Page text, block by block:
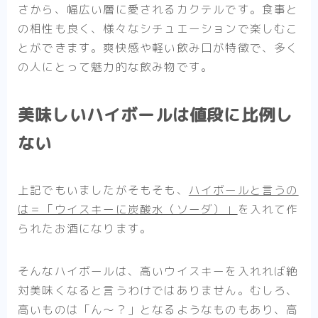
さから、幅広い層に愛されるカクテルです。食事と
の相性も良く、様々なシチュエーションで楽しむこ
とができます。爽快感や軽い飲み口が特徴で、多く
の人にとって魅力的な飲み物です。
美味しいハイボールは値段に比例し
ない
上記でもいましたがそもそも、 ハイボールと言うの
は＝「ウイスキーに炭酸水（ソーダ）」 を入れて作
られたお酒になります。
そんなハイボールは、高いウイスキーを入れれば絶
対美味くなると言うわけではありません。むしろ、
高いものは「ん〜？」となるようなものもあり、 高